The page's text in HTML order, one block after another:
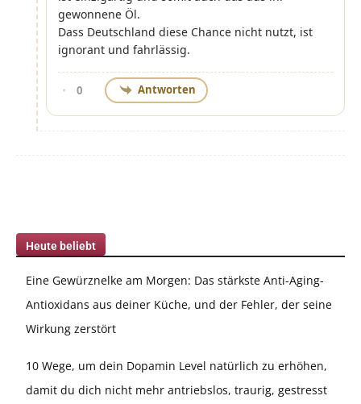
gewonnene Öl.
Dass Deutschland diese Chance nicht nutzt, ist
ignorant und fahrlässig.
0 Antworten
Heute beliebt
Eine Gewürznelke am Morgen: Das stärkste Anti-Aging-
Antioxidans aus deiner Küche, und der Fehler, der seine
Wirkung zerstört
10 Wege, um dein Dopamin Level natürlich zu erhöhen,
damit du dich nicht mehr antriebslos, traurig, gestresst